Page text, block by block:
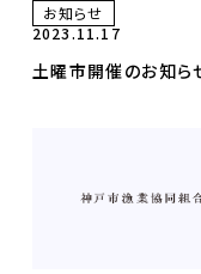
お知らせ
2023.11.17
土曜市開催のお知ら